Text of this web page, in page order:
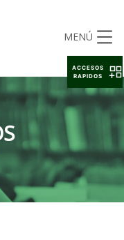
MENÚ
ACCESOS
RAPIDOS